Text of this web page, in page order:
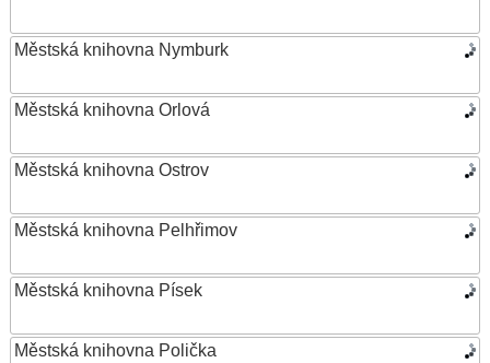
Městská knihovna Nymburk
Městská knihovna Orlová
Městská knihovna Ostrov
Městská knihovna Pelhřimov
Městská knihovna Písek
Městská knihovna Polička